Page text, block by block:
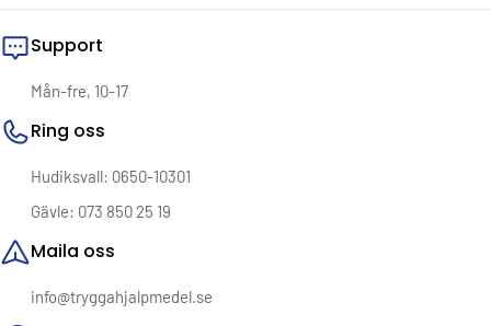
ergonomiska köksredskap, vill vi att du ska känna dig trygg i ditt
val. Därför samarbetar vi bara med pålitliga leverantörer, ställer
alltid med hjärtat först.
Vi vet att det ofta är i det lilla förändringen sker. En tryggare
Välkommen till Trygga Hjälpmedel – där omtanke möter
Support
Mån-fre, 10-17
Ring oss
Hudiksvall: 0650-10301
Gävle: 073 850 25 19
Maila oss
info@tryggahjalpmedel.se